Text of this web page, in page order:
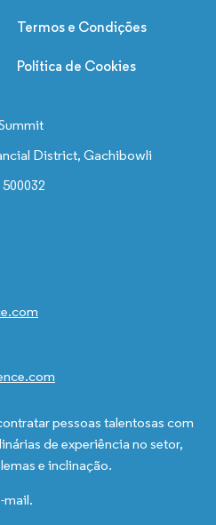
Termos e Condições
Política de Cookies
District, Gachibowli
pessoas talentosas com
de experiência no setor,
e inclinação.
mail.